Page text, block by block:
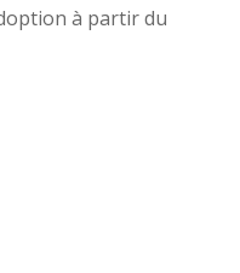
à partir du